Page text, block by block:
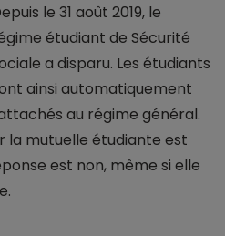
le 31 août 2019, le
étudiant de Sécurité
a disparu. Les étudiants
ainsi automatiquement
au régime général.
la mutuelle étudiante est
est non, même si elle